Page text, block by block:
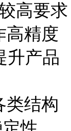
高要求
高精度
升产品
类结构